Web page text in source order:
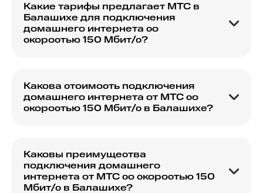
Какие тарифы предлагает МТС в
Балашихе для подключения
домашнего интернета со
скоростью 150 Мбит/с?
какой из планов лучше всего соответствует
вашим потребностям, и каковы условия
подключения.
Какова стоимость подключения
домашнего интернета от МТС со
скоростью 150 Мбит/с в Балашихе?
ознакомиться с актуальными предложениями,
чтобы выбрать наиболее подходящий вариант.
Каковы преимущества
подключения домашнего
интернета от МТС со скоростью 150
Мбит/с в Балашихе?